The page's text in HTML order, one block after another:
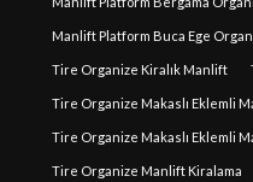
Manlift Platform Buca Ege
Tire Organize Kiralık Manlift
Tire Organize Makaslı Eklemli
Tire Organize Makaslı Eklemli
Tire Organize Manlift Kiralama